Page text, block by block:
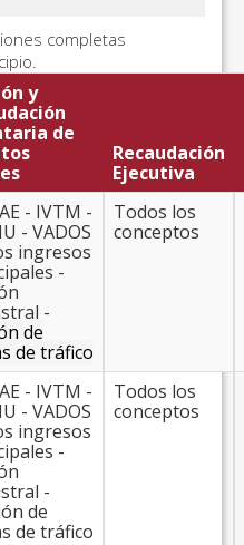
completas
y
de
Recaudación
Ejecutiva
- IVTM -
- VADOS
ingresos
-
-
de
de tráfico
Todos los
conceptos
- IVTM -
- VADOS
ingresos
-
-
de
de tráfico
Todos los
conceptos